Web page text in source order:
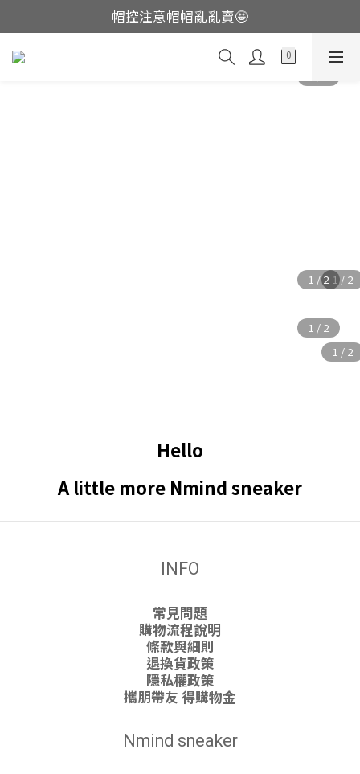
這裡現貨不用等👟
帽控注意帽帽亂亂賣🤩
這裡現貨不用等👟
Hello
A little more Nmind sneaker
INFO
常見問題
購物流程說明
條款與細則
退換貨政策
隱私權政策
攜朋帶友 得購物金
Nmind sneaker